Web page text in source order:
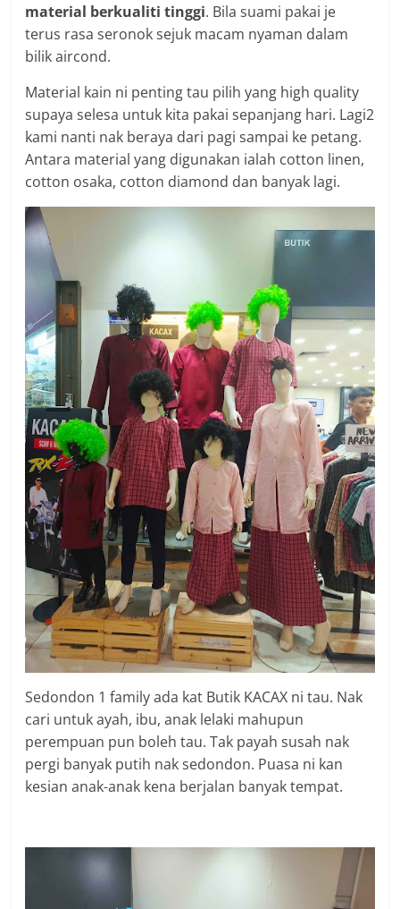
material berkualiti tinggi. Bila suami pakai je
terus rasa seronok sejuk macam nyaman dalam
bilik aircond.
Material kain ni penting tau pilih yang high quality
supaya selesa untuk kita pakai sepanjang hari. Lagi2
kami nanti nak beraya dari pagi sampai ke petang.
Antara material yang digunakan ialah cotton linen,
cotton osaka, cotton diamond dan banyak lagi.
Sedondon 1 family ada kat Butik KACAX ni tau. Nak
cari untuk ayah, ibu, anak lelaki mahupun
perempuan pun boleh tau. Tak payah susah nak
pergi banyak putih nak sedondon. Puasa ni kan
kesian anak-anak kena berjalan banyak tempat.